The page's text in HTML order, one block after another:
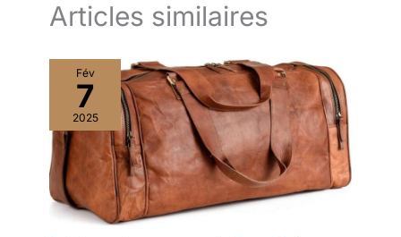
Articles similaires
Fév
7
2025